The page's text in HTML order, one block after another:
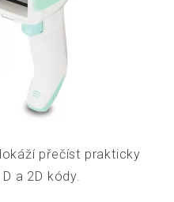
přečíst prakticky
a 2D kódy.